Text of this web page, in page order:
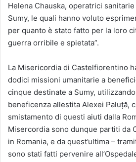
Helena Chauska, operatrici sanitarie
Sumy, le quali hanno voluto
per quanto è stato fatto per la loro
guerra orribile e spietata”.
La Misericordia di Castelfiorentino
dodici missioni umanitarie a
cinque destinate a Sumy,
beneficenza allestita Alexei Paluță,
smistamento di questi aiuti dalla
Misercordia sono dunque partiti da
in Romania, e da quest’ultima –
sono stati fatti pervenire